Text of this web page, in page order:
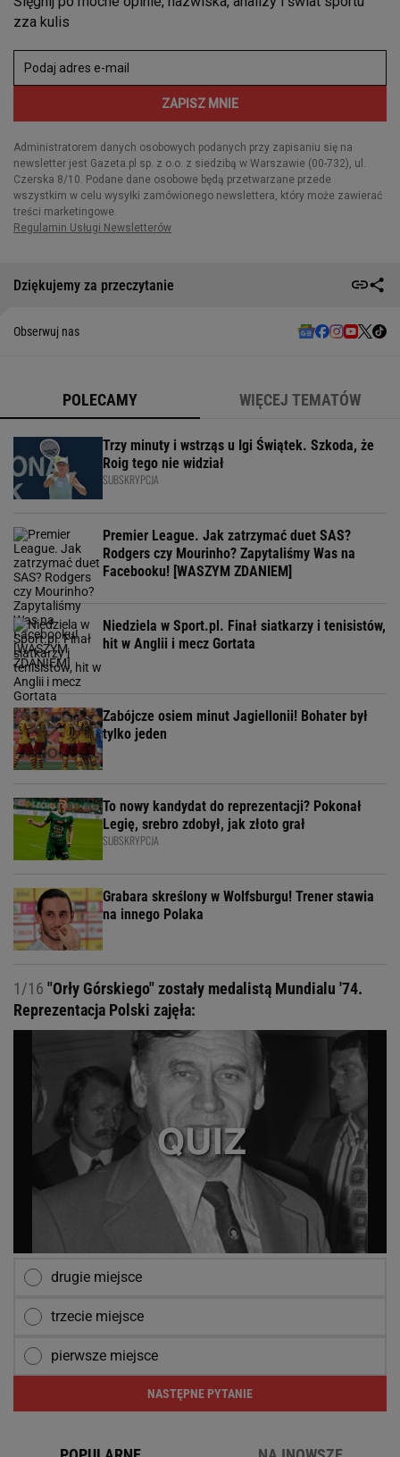
Dziękujemy za przeczytanie
Obserwuj nas
POLECAMY WIĘCEJ TEMATÓW
Trzy minuty i wstrząs u Igi Świątek. Szkoda, że
Roig tego nie widział
SUBSKRYPCJA
Premier League. Jak zatrzymać duet SAS?
Rodgers czy Mourinho? Zapytaliśmy Was na
Facebooku! [WASZYM ZDANIEM]
Niedziela w Sport.pl. Finał siatkarzy i tenisistów,
hit w Anglii i mecz Gortata
Zabójcze osiem minut Jagiellonii! Bohater był
tylko jeden
To nowy kandydat do reprezentacji? Pokonał
Legię, srebro zdobył, jak złoto grał
SUBSKRYPCJA
Grabara skreślony w Wolfsburgu! Trener stawia
na innego Polaka
1/16 "Orły Górskiego" zostały medalistą Mundialu '74.
Reprezentacja Polski zajęła:
drugie miejsce
trzecie miejsce
pierwsze miejsce
NASTĘPNE PYTANIE